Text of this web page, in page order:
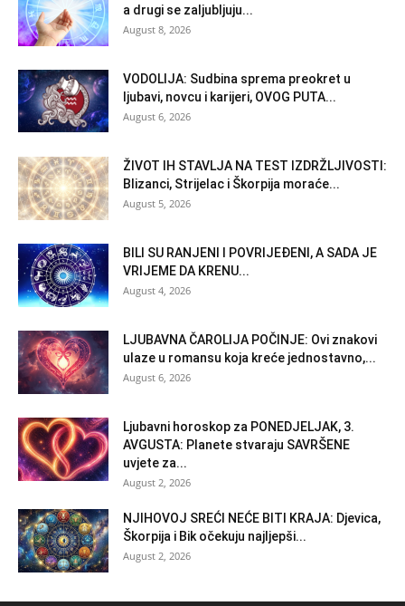
a drugi se zaljubljuju...
August 8, 2026
VODOLIJA: Sudbina sprema preokret u
ljubavi, novcu i karijeri, OVOG PUTA...
August 6, 2026
ŽIVOT IH STAVLJA NA TEST IZDRŽLJIVOSTI:
Blizanci, Strijelac i Škorpija moraće...
August 5, 2026
BILI SU RANJENI I POVRIJEĐENI, A SADA JE
VRIJEME DA KRENU...
August 4, 2026
LJUBAVNA ČAROLIJA POČINJE: Ovi znakovi
ulaze u romansu koja kreće jednostavno,...
August 6, 2026
Ljubavni horoskop za PONEDJELJAK, 3.
AVGUSTA: Planete stvaraju SAVRŠENE
uvjete za...
August 2, 2026
NJIHOVOJ SREĆI NEĆE BITI KRAJA: Djevica,
Škorpija i Bik očekuju najljepši...
August 2, 2026